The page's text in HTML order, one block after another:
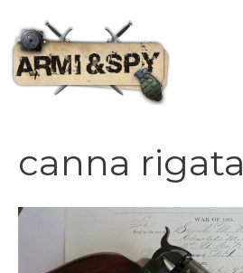
contenuto
canna rigata